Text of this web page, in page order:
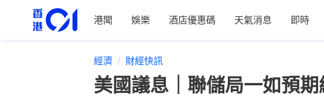
港聞 娛樂 酒店優惠碼 天氣消息 即時
經濟 財經快訊
美國議息｜聯儲局一如預